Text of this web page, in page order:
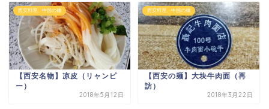
西安料理、中国の麺
【西安名物】凉皮（リャンピ
ー）
2018年5月12日
西安料理、中国の麺
【西安の麺】大块牛肉面（再
訪）
2018年3月22日